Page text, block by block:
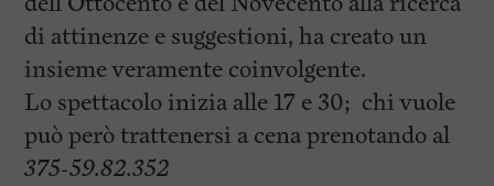
di attinenze e suggestioni, ha creato un
insieme veramente coinvolgente.
Lo spettacolo inizia alle 17 e 30; chi vuole
può però trattenersi a cena prenotando al
375-59.82.352